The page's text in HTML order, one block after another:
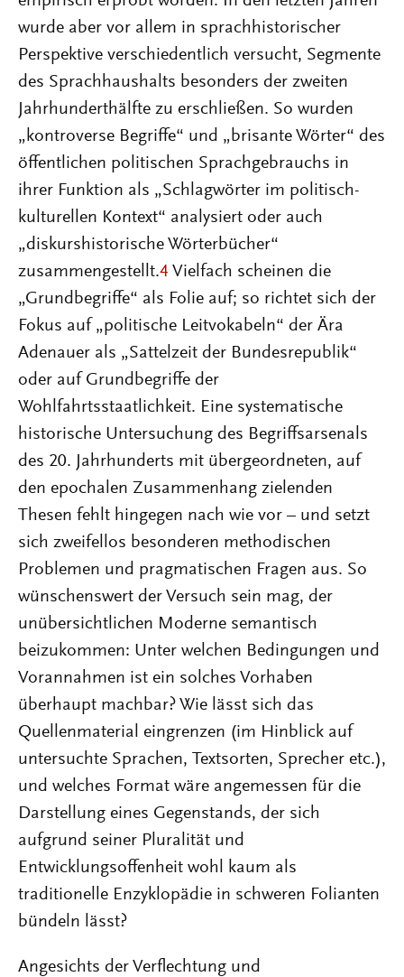
wurde aber vor allem in sprachhistorischer
Perspektive verschiedentlich versucht, Segmente
des Sprachhaushalts besonders der zweiten
Jahrhunderthälfte zu erschließen. So wurden
„kontroverse Begriffe“ und „brisante Wörter“ des
öffentlichen politischen Sprachgebrauchs in
ihrer Funktion als „Schlagwörter im politisch-
kulturellen Kontext“ analysiert oder auch
„diskurshistorische Wörterbücher“
zusammengestellt.4 Vielfach scheinen die
„Grundbegriffe“ als Folie auf; so richtet sich der
Fokus auf „politische Leitvokabeln“ der Ära
Adenauer als „Sattelzeit der Bundesrepublik“
oder auf Grundbegriffe der
Wohlfahrtsstaatlichkeit. Eine systematische
historische Untersuchung des Begriffsarsenals
des 20. Jahrhunderts mit übergeordneten, auf
den epochalen Zusammenhang zielenden
Thesen fehlt hingegen nach wie vor – und setzt
sich zweifellos besonderen methodischen
Problemen und pragmatischen Fragen aus. So
wünschenswert der Versuch sein mag, der
unübersichtlichen Moderne semantisch
beizukommen: Unter welchen Bedingungen und
Vorannahmen ist ein solches Vorhaben
überhaupt machbar? Wie lässt sich das
Quellenmaterial eingrenzen (im Hinblick auf
untersuchte Sprachen, Textsorten, Sprecher etc.),
und welches Format wäre angemessen für die
Darstellung eines Gegenstands, der sich
aufgrund seiner Pluralität und
Entwicklungsoffenheit wohl kaum als
traditionelle Enzyklopädie in schweren Folianten
bündeln lässt?
Angesichts der Verflechtung und